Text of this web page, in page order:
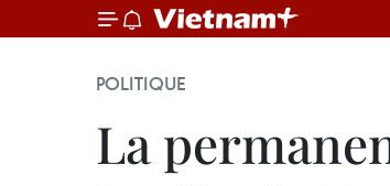
POLITIQUE
La